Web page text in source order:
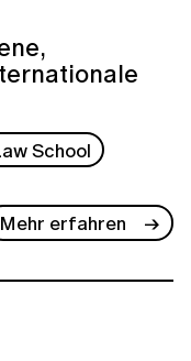
School
Mehr erfahren